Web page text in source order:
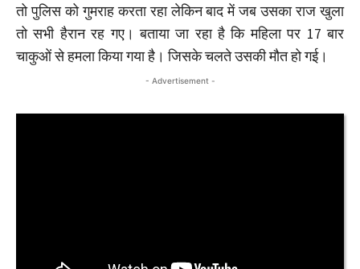
तो पुलिस को गुमराह करता रहा लेकिन बाद में जब उसका राज खुला
तो सभी हैरान रह गए। बताया जा रहा है कि महिला पर 17 बार
चाकुओं से हमला किया गया है। जिसके चलते उसकी मौत हो गई।
- Advertisement -